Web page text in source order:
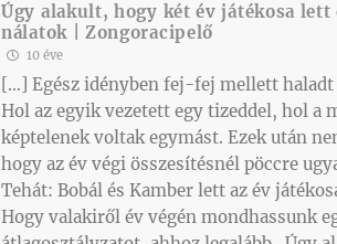
Úgy alakult, hogy két év játékosa lett
nálatok | Zongoracipelő
10 éve
[…] Egész idényben fej-fej mellett haladt
Hol az egyik vezetett egy tizeddel, hol a
képtelenek voltak egymást. Ezek után
hogy az év végi összesítésnél pöccre
Tehát: Bobál és Kamber lett az év
Hogy valakiről év végén mondhassunk